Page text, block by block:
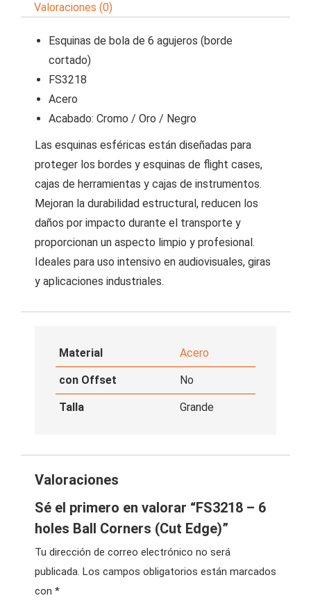
Valoraciones (0)
Esquinas de bola de 6 agujeros (borde
cortado)
FS3218
Acero
Acabado: Cromo / Oro / Negro
Las esquinas esféricas están diseñadas para
proteger los bordes y esquinas de flight cases,
cajas de herramientas y cajas de instrumentos.
Mejoran la durabilidad estructural, reducen los
daños por impacto durante el transporte y
proporcionan un aspecto limpio y profesional.
Ideales para uso intensivo en audiovisuales, giras
y aplicaciones industriales.
Material Acero
con Offset No
Talla Grande
Valoraciones
Sé el primero en valorar “FS3218 – 6
holes Ball Corners (Cut Edge)”
Tu dirección de correo electrónico no será
publicada. Los campos obligatorios están marcados
con *